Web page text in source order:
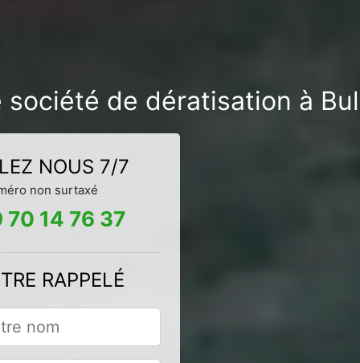
de dératisation à
NOUS 7/7
non surtaxé
14 76 37
RAPPELÉ